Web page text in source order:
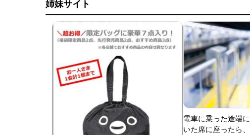
姉妹サイト
電車に乗った途端
いた席に座ったら